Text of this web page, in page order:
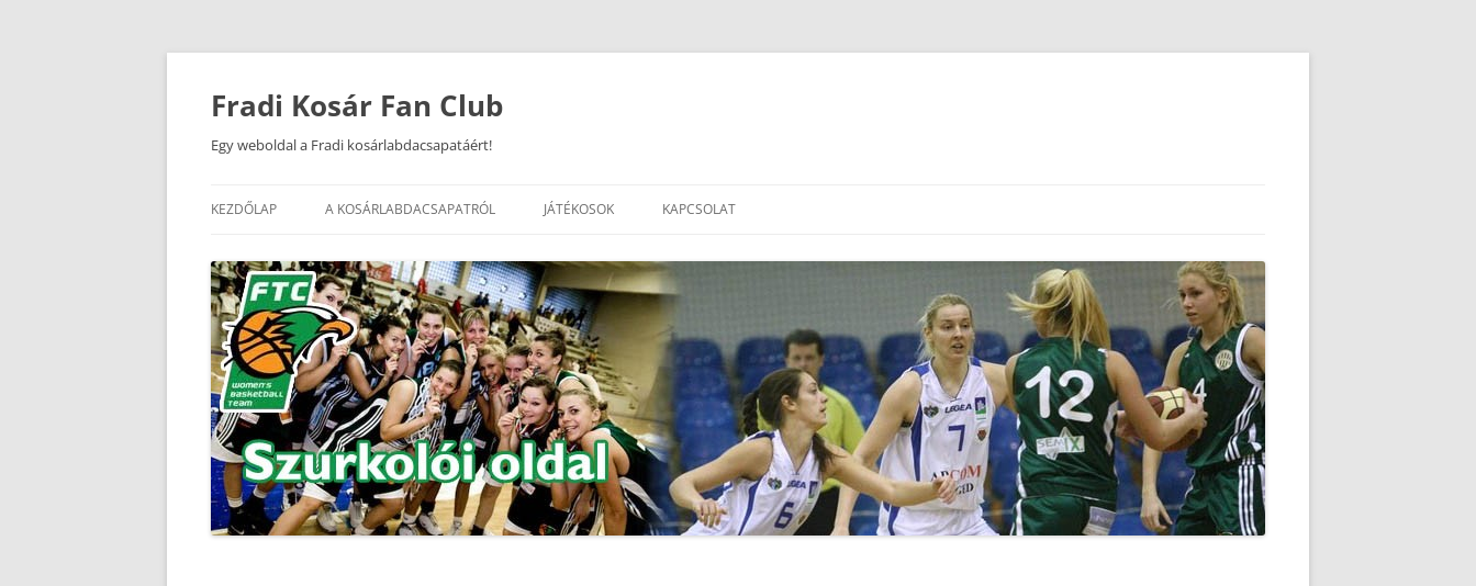
Kilépés
tartalomba
Fradi Kosár Fan Club
Egy weboldal a Fradi kosárlabdacsapatáért!
KEZDŐLAP A KOSÁRLABDACSAPATRÓL JÁTÉKOSOK KAPCSOLAT